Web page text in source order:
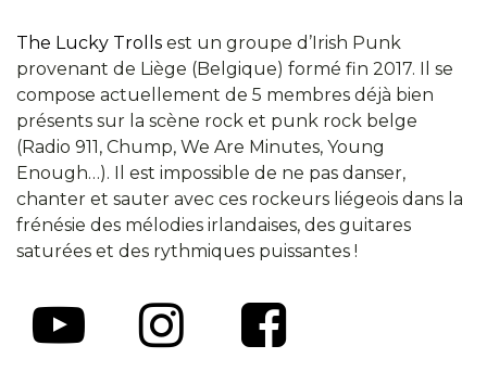
The Lucky Trolls est un groupe d’Irish Punk
provenant de Liège (Belgique) formé fin 2017. Il se
compose actuellement de 5 membres déjà bien
présents sur la scène rock et punk rock belge
(Radio 911, Chump, We Are Minutes, Young
Enough…). Il est impossible de ne pas danser,
chanter et sauter avec ces rockeurs liégeois dans la
frénésie des mélodies irlandaises, des guitares
saturées et des rythmiques puissantes !